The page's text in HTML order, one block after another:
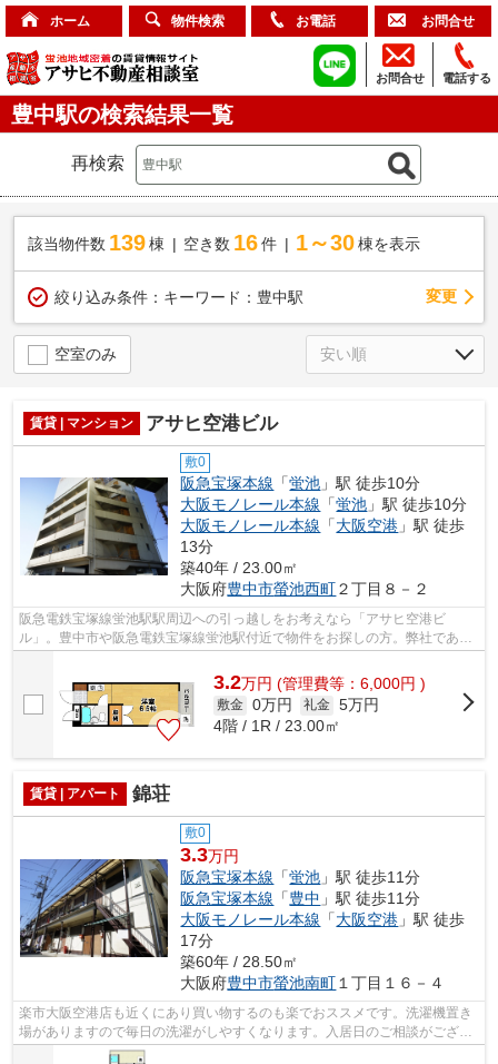
ホーム 物件検索 お電話 お問合せ
電話する
お問合せ
豊中駅の検索結果一覧
再検索
該当物件数 139棟 空き数 16 件 1～30 棟を表示
絞り込み条件： キーワード：豊中駅 変更
空室のみ
賃貸 | マンション アサヒ空港ビル
敷0
阪急宝塚本線 「蛍池 」駅 徒歩10分
大阪モノレール本線 「蛍池 」駅 徒歩10分
大阪モノレール本線 「大阪空港 」駅 徒歩
13分
築40年 / 23.00㎡
大阪府豊中市螢池西町２丁目８－２
阪急電鉄宝塚線蛍池駅駅周辺への引っ越しをお考えなら「アサヒ空港ビ
ル」。豊中市や阪急電鉄宝塚線蛍池駅付近で物件をお探しの方。弊社であな
たの理想のお部屋が探しませんか。全力で...
3.2万円 (管理費等：6,000円 )
敷金 0万円 礼金 5万円
4階 / 1R / 23.00㎡
賃貸 | アパート 錦荘
敷0
3.3万円
阪急宝塚本線 「蛍池 」駅 徒歩11分
阪急宝塚本線 「豊中 」駅 徒歩11分
大阪モノレール本線 「大阪空港 」駅 徒歩
17分
築60年 / 28.50㎡
大阪府豊中市螢池南町 １丁目１６－４
楽市大阪空港店も近くにあり買い物するのも楽でおススメです。洗濯機置き
場がありますので毎日の洗濯がしやすくなります。入居日のご相談がござい
ましたら私たちにお任せ下さいね。2K...